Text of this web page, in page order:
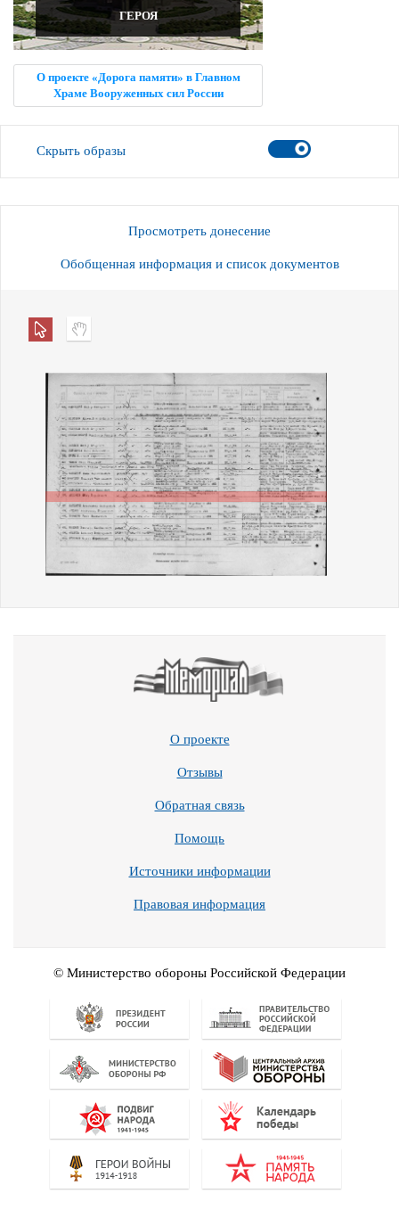
ГЕРОЯ
О проекте «Дорога памяти» в Главном
Храме Вооруженных сил России
Скрыть образы
Просмотреть донесение
Обобщенная информация и список документов
О проекте
Отзывы
Обратная связь
Помощь
Источники информации
Правовая информация
© Министерство обороны Российской Федерации